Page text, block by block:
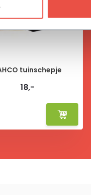
tuinschepje
18,-